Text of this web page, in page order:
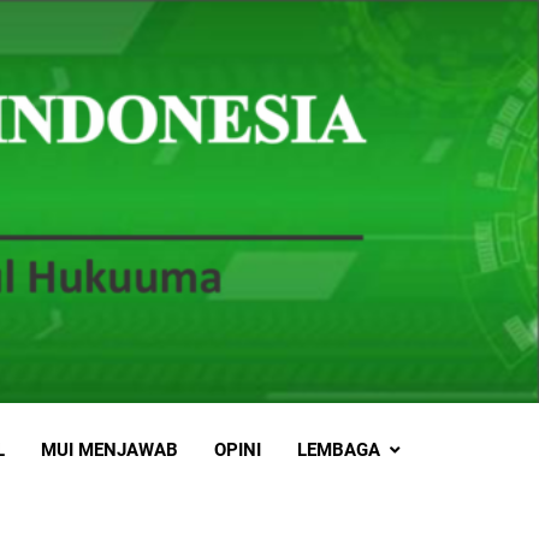
MUI MENJAWAB OPINI LEMBAGA